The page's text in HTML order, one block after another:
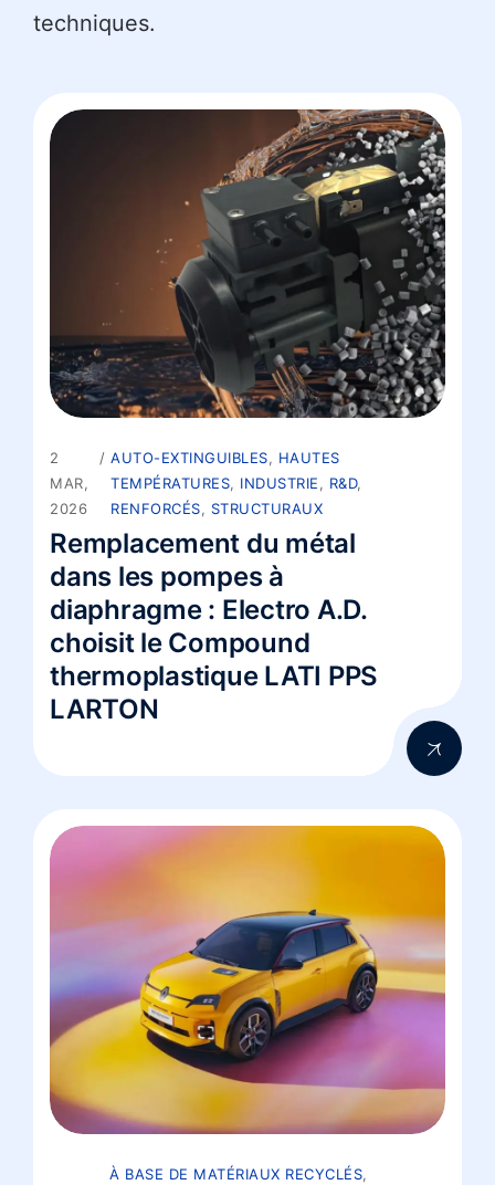
techniques.
2
MAR,
2026
AUTO-EXTINGUIBLES, HAUTES
TEMPÉRATURES, INDUSTRIE, R&D,
RENFORCÉS, STRUCTURAUX
Remplacement du métal
dans les pompes à
diaphragme : Electro A.D.
choisit le Compound
thermoplastique LATI PPS
LARTON
À BASE DE MATÉRIAUX RECYCLÉS,